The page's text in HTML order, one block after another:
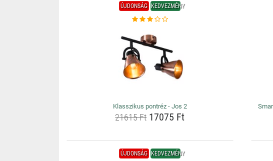
ÚJDONSÁG KEDVEZMÉNY
Klasszikus pontréz - Jos 2
21615 Ft17075 Ft
ÚJDONSÁG KEDVEZMÉNY